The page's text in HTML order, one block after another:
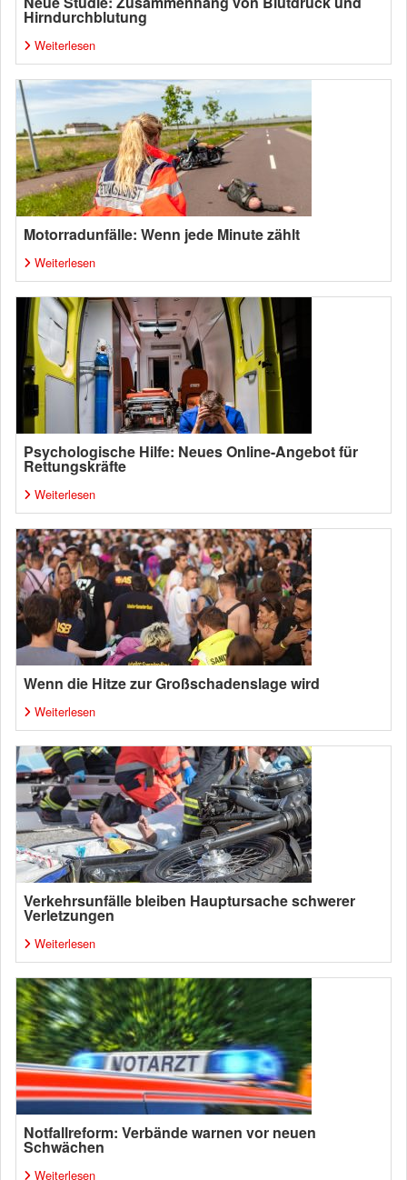
Hirndurchblutung
Weiterlesen
Motorradunfälle: Wenn jede Minute zählt
Weiterlesen
Psychologische Hilfe: Neues Online-Angebot für
Rettungskräfte
Weiterlesen
Wenn die Hitze zur Großschadenslage wird
Weiterlesen
Verkehrsunfälle bleiben Hauptursache schwerer
Verletzungen
Weiterlesen
Notfallreform: Verbände warnen vor neuen
Schwächen
Weiterlesen